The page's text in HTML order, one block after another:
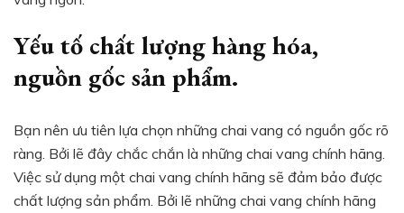
Yếu tố chất lượng hàng hóa,
nguồn gốc sản phẩm.
Bạn nên ưu tiên lựa chọn những chai vang có nguồn gốc rõ
ràng. Bởi lẽ đây chắc chắn là những chai vang chính hãng.
Việc sử dụng một chai vang chính hãng sẽ đảm bảo được
chất lượng sản phẩm. Bởi lẽ những chai vang chính hãng